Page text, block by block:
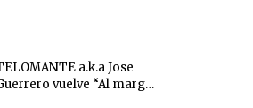
a.k.a Jose
vuelve “Al marg…